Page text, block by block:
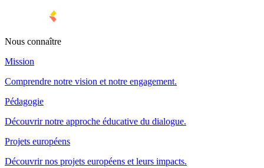
Nous connaître
Mission
Comprendre notre vision et notre engagement.
Pédagogie
Découvrir notre approche éducative du dialogue.
Projets européens
Découvrir nos projets européens et leurs impacts.